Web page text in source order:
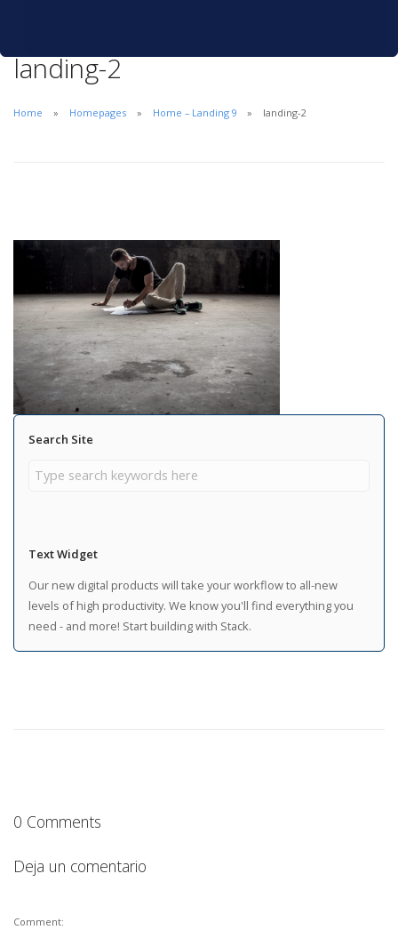
landing-2
Home Homepages Home – Landing 9 landing-2
Search Site
Text Widget
Our new digital products will take your workflow to all-new
levels of high productivity. We know you'll find everything you
need - and more! Start building with Stack.
0 Comments
Deja un comentario
Comment: